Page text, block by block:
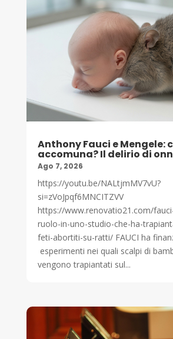
Anthony Fauci e Mengele:
accomuna? Il delirio di
Ago 7, 2026
https://youtu.be/NALtjmMV7vU?
si=zVoJpqf6MNCITZVV
https://www.renovatio21.com/
ruolo-in-uno-studio-che-ha-
feti-abortiti-su-ratti/ FAUCI ha
esperimenti nei quali scalpi di
vengono trapiantati sul...